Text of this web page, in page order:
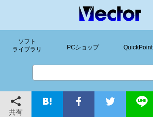
ソフト
ライブラリ
PCショップ QuickPoint
共有